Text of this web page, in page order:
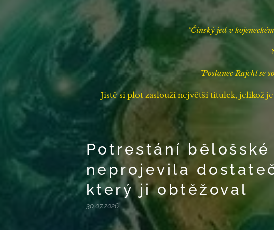
"Čínský jed v
"Poslanec Rajchl se
Jistě si plot zaslouží největší titulek, jelikož
Potrestání
neprojevila
který ji obtěžoval
30.07.2026